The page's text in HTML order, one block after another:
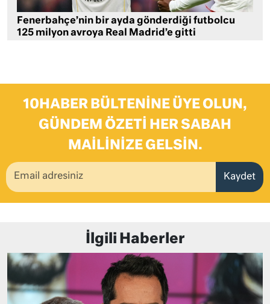
Fenerbahçe’nin bir ayda gönderdiği futbolcu
125 milyon avroya Real Madrid’e gitti
10HABER BÜLTENINE ÜYE OLUN,
GÜNDEM ÖZETI HER SABAH
MAILINIZE GELSIN.
Kaydet
İlgili Haberler